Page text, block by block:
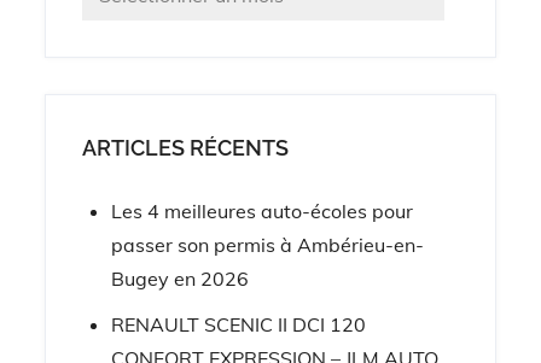
ARTICLES RÉCENTS
Les 4 meilleures auto-écoles pour
passer son permis à Ambérieu-en-
Bugey en 2026
RENAULT SCENIC II DCI 120